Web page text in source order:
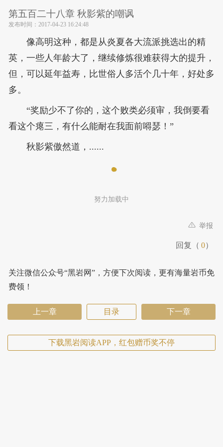
第五百二十八章 秋影紫的嘲讽
发布时间： 2017-04-23 16:24:48
像高明这种，都是从炎夏各大流派挑选出的精
英，一些人年龄大了，继续修炼很难获得大的提升，
但，可以延年益寿，比世俗人多活个几十年，好处多
多。
“奖励少不了你的，这个败类必须审，我倒要看
看这个瘪三，有什么能耐在我面前嘚瑟！”
秋影紫傲然道，......
努力加载中
举报
回复（ 0）
关注微信公众号“黑岩网”，方便下次阅读，更有海量岩币免
费领！
上一章 目录 下一章
下载黑岩阅读APP，红包赠币奖不停